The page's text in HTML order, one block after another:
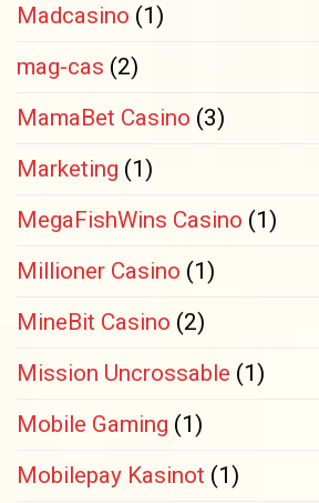
Madcasino (1)
mag-cas (2)
MamaBet Casino (3)
Marketing (1)
MegaFishWins Casino (1)
Millioner Casino (1)
MineBit Casino (2)
Mission Uncrossable (1)
Mobile Gaming (1)
Mobilepay Kasinot (1)